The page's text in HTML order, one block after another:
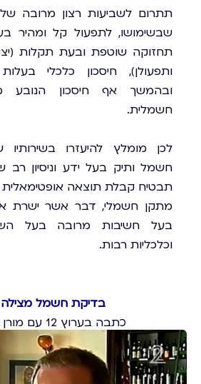
תתרום לשביעות רצון מרובה
שבשימושו, לתפעול קל ומהיר
תחזוקה שוטפת ובעת תקלות
ותפעולן), חיסכון כלכלי
ובהמשך אף חיסכון הנובע
חשמלית.
לכן מומלץ להיעזרו
חשמל ותיק בעל ידע וניסיון רב
תבטיח קבלת תוצאה אופטימאלית
מתקן חשמלי, דבר אשר ישרת
בעל חשיבות מרובה בעל
וכלכליות רבות.
בדיקת חשמל מצילה
כתבה בערוץ 12 עם מורן מהנדסים